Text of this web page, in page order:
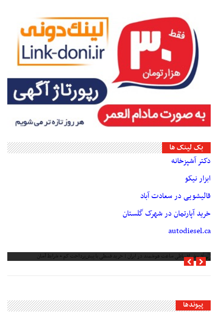
بک لینک ها
دکتر آشپزخانه
ابزار نیکو
قالیشویی در سعادت آباد
خرید آپارتمان در شهرک گلستان
autodiesel.ca
پیوندها